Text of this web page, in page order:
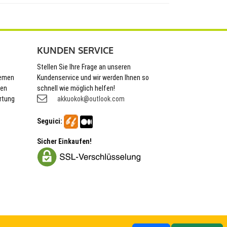
KUNDEN SERVICE
Stellen Sie Ihre Frage an unseren
Kundenservice und wir werden Ihnen so
schnell wie möglich helfen!
akkuokok@outlook.com
Seguici:
Sicher Einkaufen!